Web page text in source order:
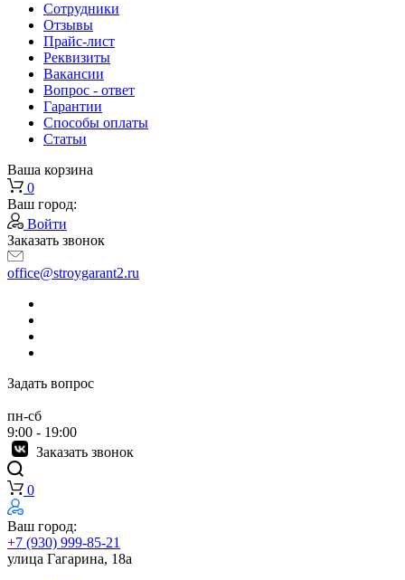
Сотрудники
Отзывы
Прайс-лист
Реквизиты
Вакансии
Вопрос - ответ
Гарантии
Способы оплаты
Статьи
Ваша корзина
0
Ваш город:
Войти
Заказать звонок
office@stroygarant2.ru
Задать вопрос
пн-сб
9:00 - 19:00
Заказать звонок
0
Ваш город:
+7 (930) 999-85-21
улица Гагарина, 18а